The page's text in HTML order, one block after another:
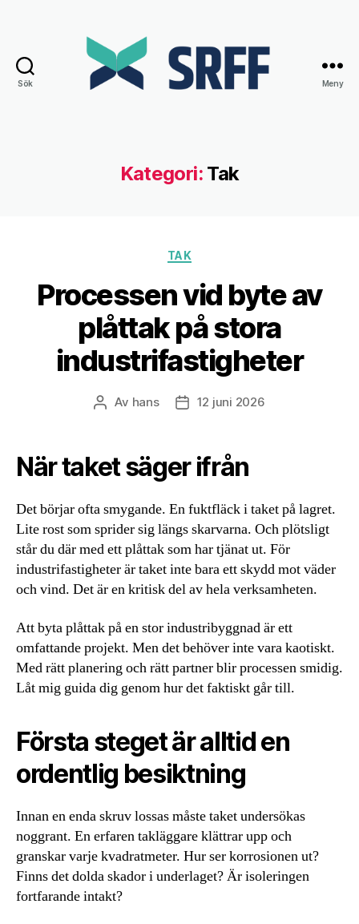
Sök Meny
Kategori: Tak
Kategorier
TAK
Processen vid byte av
plåttak på stora
industrifastigheter
Inläggsförfattare
Av hans Inläggsdatum
12 juni 2026
När taket säger ifrån
Det börjar ofta smygande. En fuktfläck i taket på lagret.
Lite rost som sprider sig längs skarvarna. Och plötsligt
står du där med ett plåttak som har tjänat ut. För
industrifastigheter är taket inte bara ett skydd mot väder
och vind. Det är en kritisk del av hela verksamheten.
Att byta plåttak på en stor industribyggnad är ett
omfattande projekt. Men det behöver inte vara kaotiskt.
Med rätt planering och rätt partner blir processen smidig.
Låt mig guida dig genom hur det faktiskt går till.
Första steget är alltid en
ordentlig besiktning
Innan en enda skruv lossas måste taket undersökas
noggrant. En erfaren takläggare klättrar upp och
granskar varje kvadratmeter. Hur ser korrosionen ut?
Finns det dolda skador i underlaget? Är isoleringen
fortfarande intakt?